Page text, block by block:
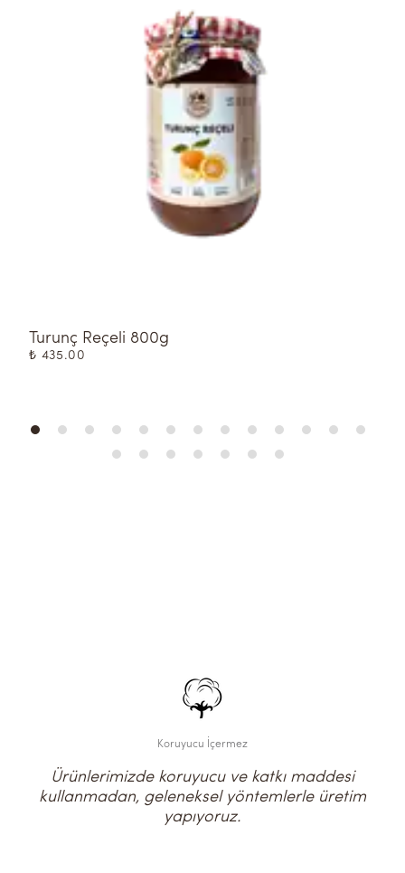
Turunç Reçeli 800g
₺ 435.00
Koruyucu İçermez
Ürünlerimizde koruyucu ve katkı maddesi
kullanmadan, geleneksel yöntemlerle üretim
yapıyoruz.